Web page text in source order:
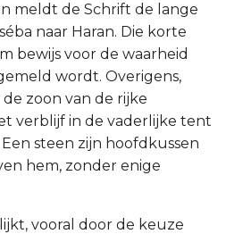
meldt de Schrift de lange
naar Haran. Die korte
bewijs voor de waarheid
wordt. Overigens,
zoon van de rijke
verblijf in de vaderlijke tent
steen zijn hoofdkussen
hem, zonder enige
vooral door de keuze